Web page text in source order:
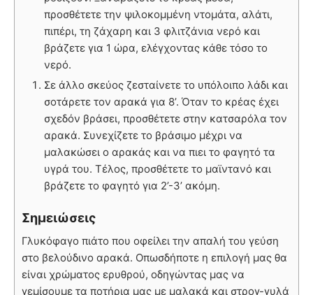
προσθέτετε την ψιλοκομμένη ντομάτα, αλάτι,
πιπέρι, τη ζάχαρη και 3 φλιτζάνια νερό και
βράζετε για 1 ώρα, ελέγχοντας κάθε τόσο το
νερό.
Σε άλλο σκεύος ζεσταίνετε το υπόλοιπο λάδι και
σοτάρετε τον αρακά για 8’. Όταν το κρέας έχει
σχεδόν βράσει, προσθέτετε στην κατσαρόλα τον
αρακά. Συνεχίζετε το βράσιμο μέχρι να
μαλακώσει ο αρακάς και να πιει το φαγητό τα
υγρά του. Τέλος, προσθέτετε το μαϊντανό και
βράζετε το φαγητό για 2’-3’ ακόμη.
Σημειώσεις
Γλυκόφαγο πιάτο που οφείλει την απαλή του γεύση
στο βελούδινο αρακά. Οπωσδήποτε η επιλογή μας θα
είναι χρώματος ερυθρού, οδηγώντας μας να
γεμίσουμε τα ποτήρια μας με μαλακά και στρογ-γυλά